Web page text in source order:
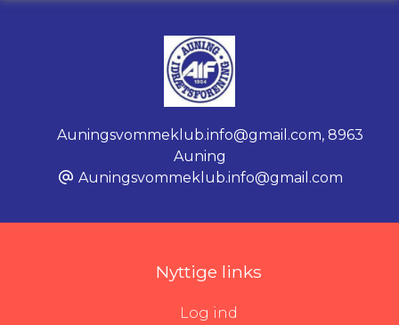
Auningsvommeklub.info@gmail.com, 8963
Auning
Auningsvommeklub.info@gmail.com
Nyttige links
Log ind